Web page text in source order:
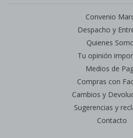
Convenio
Despacho y
Quienes
Tu opinión
Medios de
Compras con
Cambios y
Sugerencias y
Contacto